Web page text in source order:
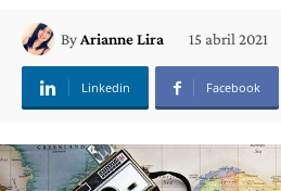
By Arianne Lira 15 abril 2021
Linkedin Facebook